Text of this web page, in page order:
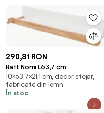
290,81 RON
Raft Nomi L63,7 cm
10×63,7×21,1 cm, decor stejar,
fabricate din lemn
În stoc